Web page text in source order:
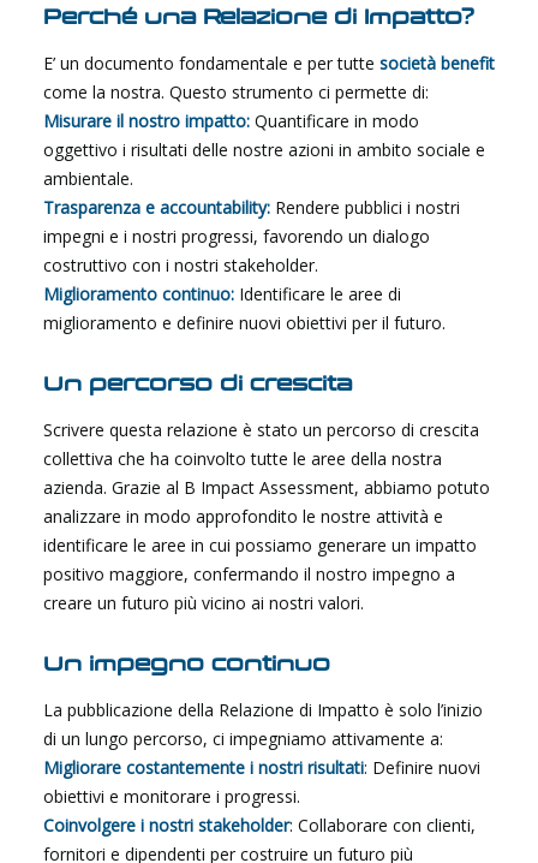
Perché una Relazione di Impatto?
E’ un documento fondamentale e per tutte società benefit
come la nostra. Questo strumento ci permette di:
Misurare il nostro impatto: Quantificare in modo
oggettivo i risultati delle nostre azioni in ambito sociale e
ambientale.
Trasparenza e accountability: Rendere pubblici i nostri
impegni e i nostri progressi, favorendo un dialogo
costruttivo con i nostri stakeholder.
Miglioramento continuo: Identificare le aree di
miglioramento e definire nuovi obiettivi per il futuro.
Un percorso di crescita
Scrivere questa relazione è stato un percorso di crescita
collettiva che ha coinvolto tutte le aree della nostra
azienda. Grazie al B Impact Assessment, abbiamo potuto
analizzare in modo approfondito le nostre attività e
identificare le aree in cui possiamo generare un impatto
positivo maggiore, confermando il nostro impegno a
creare un futuro più vicino ai nostri valori.
Un impegno continuo
La pubblicazione della Relazione di Impatto è solo l’inizio
di un lungo percorso, ci impegniamo attivamente a:
Migliorare costantemente i nostri risultati: Definire nuovi
obiettivi e monitorare i progressi.
Coinvolgere i nostri stakeholder: Collaborare con clienti,
fornitori e dipendenti per costruire un futuro più